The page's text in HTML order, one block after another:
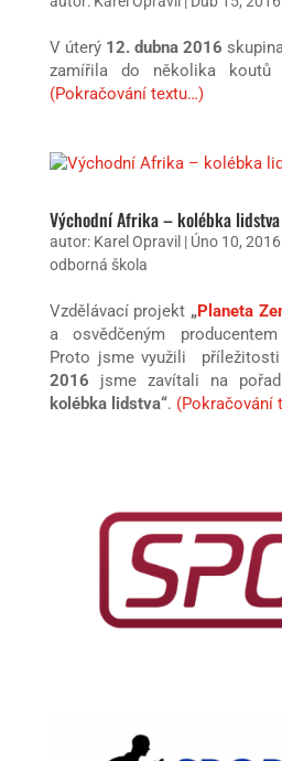
V úterý 12. dubna 2016
zamířila do několika
(Pokračování textu…)
Východní Afrika – kolébka lidstva
autor: Karel Opravil | Úno 10, 2016
odborná škola
Vzdělávací projekt „Planeta
a osvědčeným
Proto jsme využili
2016 jsme zavítali na pořad
kolébka lidstva“. (Pokračování